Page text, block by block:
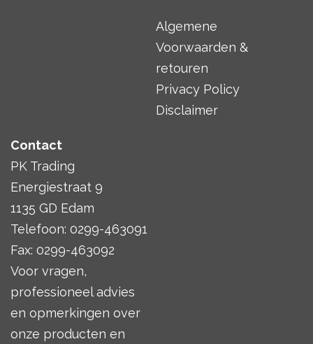
Algemene
Voorwaarden &
retouren
Privacy Policy
Disclaimer
Contact
PK Trading
Energiestraat 9
1135 GD Edam
Telefoon: 0299-463091
Fax: 0299-463092
Voor vragen,
professioneel advies
en opmerkingen over
onze producten en